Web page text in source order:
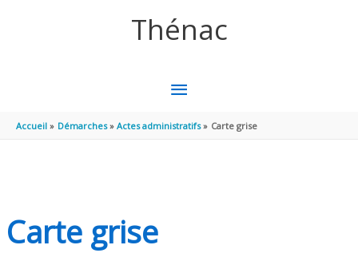
Thénac
MENU
PRINCIPAL
Accueil Démarches Actes administratifs Carte grise
Carte grise